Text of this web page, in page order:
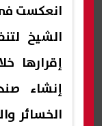
انعكست
الشيخ
إقرارها
إنشاء
الخسائر